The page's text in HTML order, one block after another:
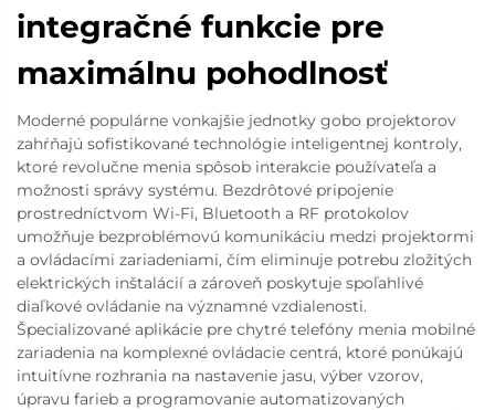
integračné funkcie pre
maximálnu pohodlnosť
Moderné populárne vonkajšie jednotky gobo projektorov
zahŕňajú sofistikované technológie inteligentnej kontroly,
ktoré revolučne menia spôsob interakcie používateľa a
možnosti správy systému. Bezdrôtové pripojenie
prostredníctvom Wi-Fi, Bluetooth a RF protokolov
umožňuje bezproblémovú komunikáciu medzi projektormi
a ovládacími zariadeniami, čím eliminuje potrebu zložitých
elektrických inštalácií a zároveň poskytuje spoľahlivé
diaľkové ovládanie na významné vzdialenosti.
Špecializované aplikácie pre chytré telefóny menia mobilné
zariadenia na komplexné ovládacie centrá, ktoré ponúkajú
intuitívne rozhrania na nastavenie jasu, výber vzorov,
úpravu farieb a programovanie automatizovaných